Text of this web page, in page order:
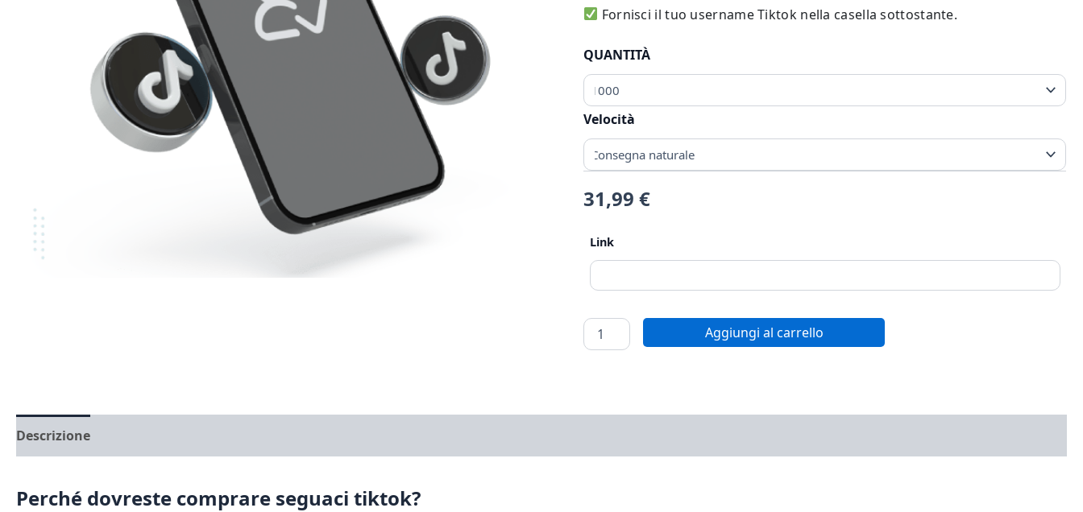
Fornisci il tuo username Tiktok nella casella sottostante.
QUANTITÀ
Velocità
31,99€
Link
Aggiungi al carrello
Descrizione
Perché dovreste comprare seguaci tiktok?